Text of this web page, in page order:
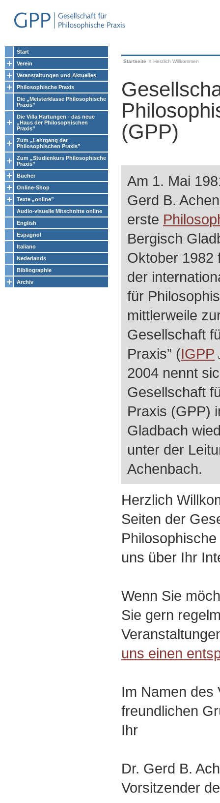
Start
Verein
Veranstaltungen und Aktuelles
Philosophische Praxis
Die „Meisterklasse Philosophische
Praxis”
Die Villa Hartungen - das neue
„Haus der Philosophischen
Praxis”
Zum „Lehrgang der
Philosophischen Praxis”
Zum „Studienkurs Philosophische
Praxis”
Bücher
Online-Shop
Texte „online”
Audio-visuelle Mitschnitte online
English
Espagnol
Italiano
Nederlands
Bibliographie
Archiv
Startseite » Herzlich Willkommen
(GPP)
Am 1. Mai
Gerd B.
erste
Bergisch
Oktober 1982
der
für
mittlerweile
Gesellschaft
Praxis” (IGPP
2004 nennt
Gesellschaft
Praxis (GPP)
Gladbach
unter der
Achenbach.
Herzlich
Seiten der
uns über Ihr
Wenn Sie
Sie gern
uns einen
Im Namen des
freundlichen
Ihr
Dr. Gerd B.
Vorsitzender